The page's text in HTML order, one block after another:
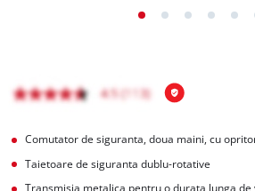
Comutator de siguranta, doua maini, cu
Taietoare de siguranta dublu-rotative
Transmisia metalica pentru o durata lunga de